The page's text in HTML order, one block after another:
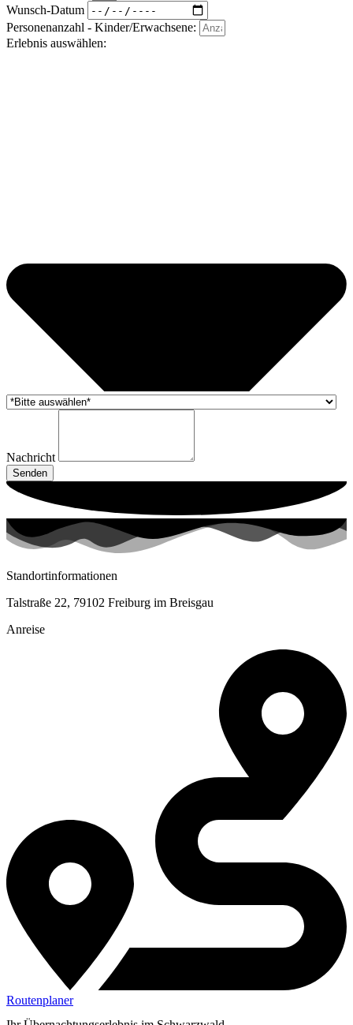
Wunsch-Datum
Personenanzahl - Kinder/Erwachsene:
Erlebnis auswählen:
Nachricht
Senden
Standortinformationen
Talstraße 22, 79102 Freiburg im Breisgau
Anreise
Routenplaner